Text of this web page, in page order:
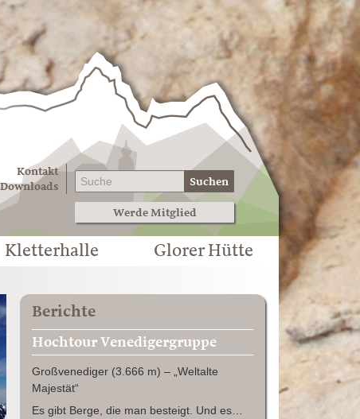
Kontakt
Downloads
Suchen
Werde Mitglied
Kletterhalle Glorer Hütte
Berichte
Hochtour Venedigergruppe
Großvenediger (3.666 m) – „Weltalte
Majestät“
Es gibt Berge, die man besteigt. Und es…